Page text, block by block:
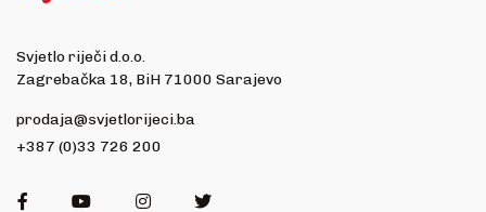
Svjetlo riječi d.o.o.
Zagrebačka 18, BiH 71000 Sarajevo
prodaja@svjetlorijeci.ba
+387 (0)33 726 200
FacebookYoutubeInstagramTwitter